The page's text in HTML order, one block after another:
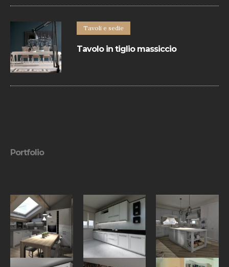
di elegante arredo, integrandosi in ogni
Tavoli e sedie
Tavolo in tiglio massiccio
diversi colori e finiture del legno
Portfolio